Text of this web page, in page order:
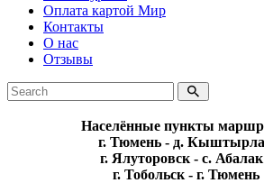
Оплата картой Мир
Контакты
О нас
Отзывы
Населённые пункты
г. Тюмень - д.
г. Ялуторовск - с.
г. Тобольск - г. Тюмень